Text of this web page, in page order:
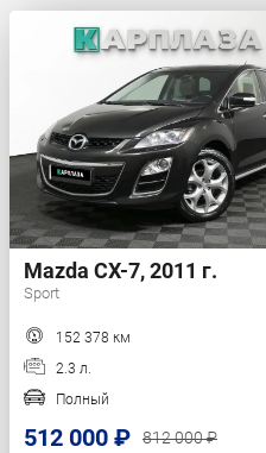
Mazda CX-7, 2011 г.
Sport
152 378 км
2.3 л.
Полный
512 000 ₽
812 000 ₽